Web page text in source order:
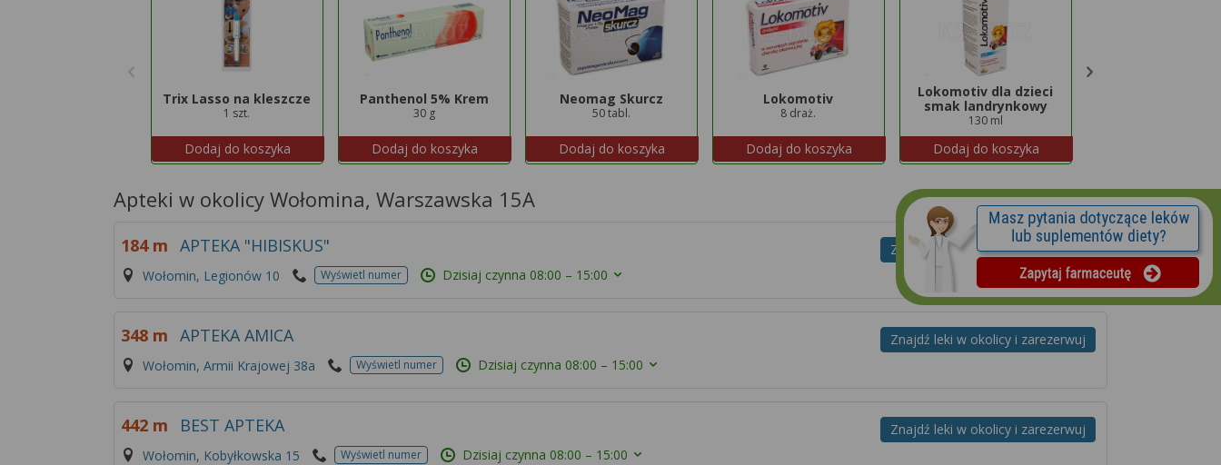
Trix Lasso na kleszcze
1 szt.
Dodaj do koszyka
Panthenol 5% Krem
30 g
Dodaj do koszyka
Neomag Skurcz
50 tabl.
Dodaj do koszyka
Lokomotiv
8 draż.
Dodaj do koszyka
Lokomotiv dla dzieci
smak landrynkowy
130 ml
Dodaj do koszyka
Apteki w okolicy Wołomina, Warszawska 15A
Znajdź leki w okolicy i zarezerwuj
184 m APTEKA "HIBISKUS"
Wołomin, Legionów 10 Wyświetl numer Dzisiaj czynna 08:00 – 15:00
Znajdź leki w okolicy i zarezerwuj
348 m APTEKA AMICA
Wołomin, Armii Krajowej 38a Wyświetl numer Dzisiaj czynna 08:00 – 15:00
Znajdź leki w okolicy i zarezerwuj
442 m BEST APTEKA
Wołomin, Kobyłkowska 15 Wyświetl numer Dzisiaj czynna 08:00 – 15:00